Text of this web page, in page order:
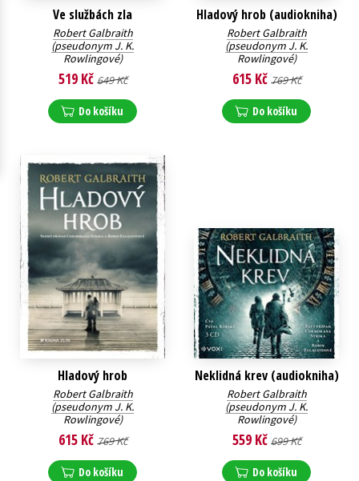
Ve službách zla
Robert Galbraith
(pseudonym J. K.
Rowlingové)
519 Kč 649 Kč
Do košíku
Hladový hrob (audiokniha)
Robert Galbraith
(pseudonym J. K.
Rowlingové)
615 Kč 769 Kč
Do košíku
Hladový hrob
Robert Galbraith
(pseudonym J. K.
Rowlingové)
615 Kč 769 Kč
Do košíku
Neklidná krev (audiokniha)
Robert Galbraith
(pseudonym J. K.
Rowlingové)
559 Kč 699 Kč
Do košíku